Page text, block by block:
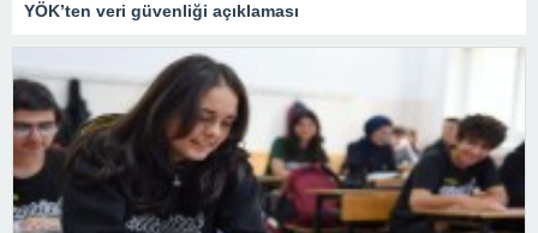
YÖK’ten veri güvenliği açıklaması